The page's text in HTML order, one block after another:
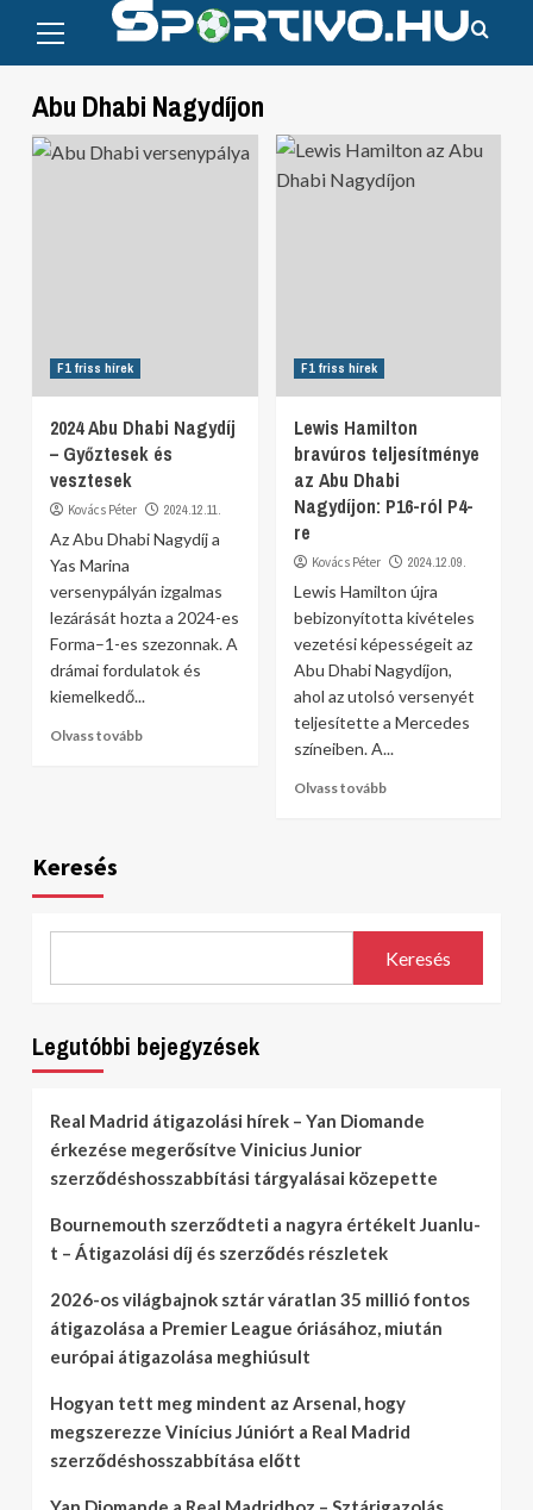
content
Menu
Abu Dhabi Nagydíjon
F1 friss hírek
2024 Abu Dhabi Nagydíj
– Győztesek és
vesztesek
Kovács Péter 2024.12.11.
Az Abu Dhabi Nagydíj a
Yas Marina
versenypályán izgalmas
lezárását hozta a 2024-es
Forma–1-es szezonnak. A
drámai fordulatok és
kiemelkedő...
Olvass tovább
F1 friss hírek
Lewis Hamilton
bravúros teljesítménye
az Abu Dhabi
Nagydíjon: P16-ról P4-
re
Kovács Péter 2024.12.09.
Lewis Hamilton újra
bebizonyította kivételes
vezetési képességeit az
Abu Dhabi Nagydíjon,
ahol az utolsó versenyét
teljesítette a Mercedes
színeiben. A...
Olvass tovább
Keresés
Keresés
Legutóbbi bejegyzések
Real Madrid átigazolási hírek – Yan Diomande
érkezése megerősítve Vinicius Junior
szerződéshosszabbítási tárgyalásai közepette
Bournemouth szerződteti a nagyra értékelt Juanlu-
t – Átigazolási díj és szerződés részletek
2026-os világbajnok sztár váratlan 35 millió fontos
átigazolása a Premier League óriásához, miután
európai átigazolása meghiúsult
Hogyan tett meg mindent az Arsenal, hogy
megszerezze Vinícius Júniórt a Real Madrid
szerződéshosszabbítása előtt